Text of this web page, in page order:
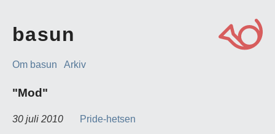
basun
Om basun Arkiv
"Mod"
30 juli 2010 Pride-hetsen